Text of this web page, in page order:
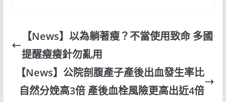
【News】以為躺著瘦？不當使用致命 多國
提醒瘦瘦針勿亂用
【News】公院剖腹產子產後出血發生率比
自然分娩高3倍 產後血栓風險更高出近4倍